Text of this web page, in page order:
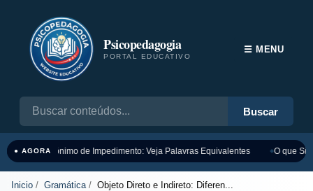
Psicopedagogia
PORTAL EDUCATIVO
Buscar
☰ MENU
● AGORASinônimo de Impedimento: Veja Palavras Equivalentes O que
Inicio Gramática Objeto Direto e Indireto: Diferen...